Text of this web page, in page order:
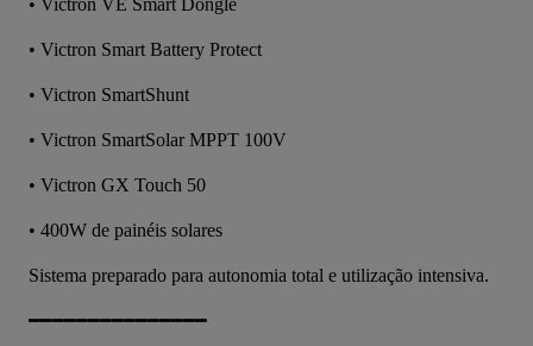
• Victron Smart Battery Protect
• Victron SmartShunt
• Victron SmartSolar MPPT 100V
• Victron GX Touch 50
• 400W de painéis solares
Sistema preparado para autonomia total e utilização intensiva.
━━━━━━━━━━━━━━━